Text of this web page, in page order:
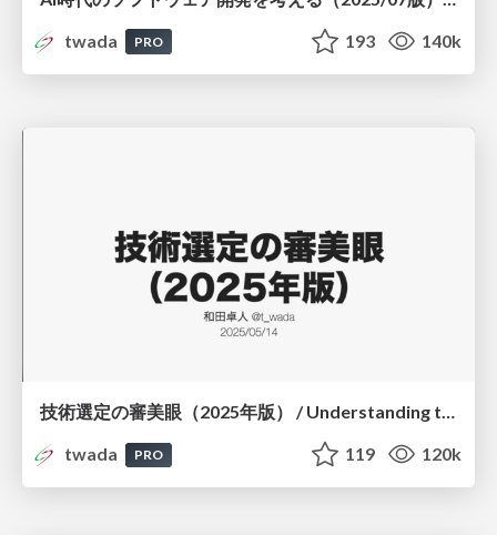
twada
PRO 193 140k
技術選定の審美眼（2025年版） / Understanding the Spiral of Technologies 2025 edition
twada
PRO 119 120k